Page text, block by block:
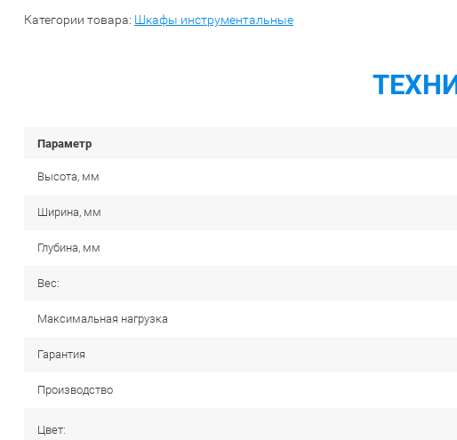
Категории товара: Шкафы инструментальные
Параметр
Высота, мм
Ширина, мм
Глубина, мм
Вес:
Максимальная нагрузка
Гарантия
Производство
Цвет: